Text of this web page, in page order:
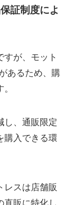
証制度によ
すが、モット
あるため、購
し、通販限定
購入できる環
レスは店舗販
直販に特化し